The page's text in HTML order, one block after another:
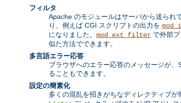
フィルタ
Apache のモジュールはサーバから送られ
り、例えば CGI スクリプトの出力を
になりました。 mod_ext_filter で外部
似た方法でできます。
多言語エラー応答
ブラウザへのエラー応答のメッセージが
ることもできます。
設定の簡素化
多くの混乱を招きがちなディレクティブ